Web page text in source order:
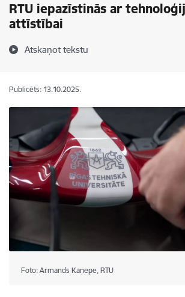
RTU iepazīstinās ar
attīstībai
Atskaņot tekstu
Publicēts: 13.10.2025.
Foto: Armands Kaņepe, RTU